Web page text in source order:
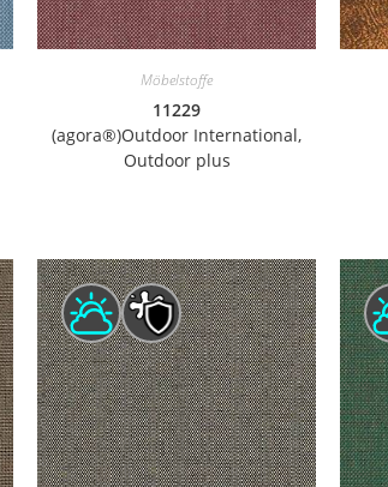
Möbelstoffe
11229
(agora®)Outdoor International,
Outdoor plus